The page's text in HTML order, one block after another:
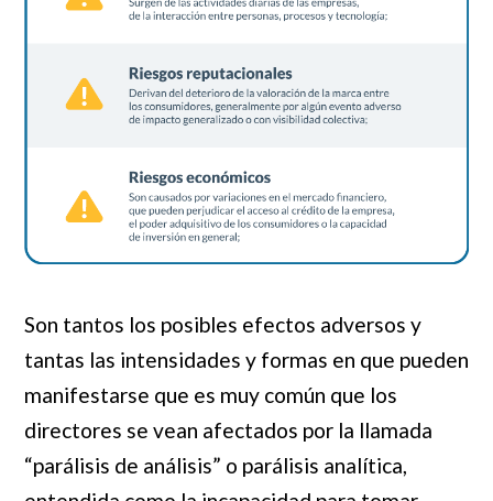
Son tantos los posibles efectos adversos y
tantas las intensidades y formas en que pueden
manifestarse que es muy común que los
directores se vean afectados por la llamada
“parálisis de análisis” o parálisis analítica,